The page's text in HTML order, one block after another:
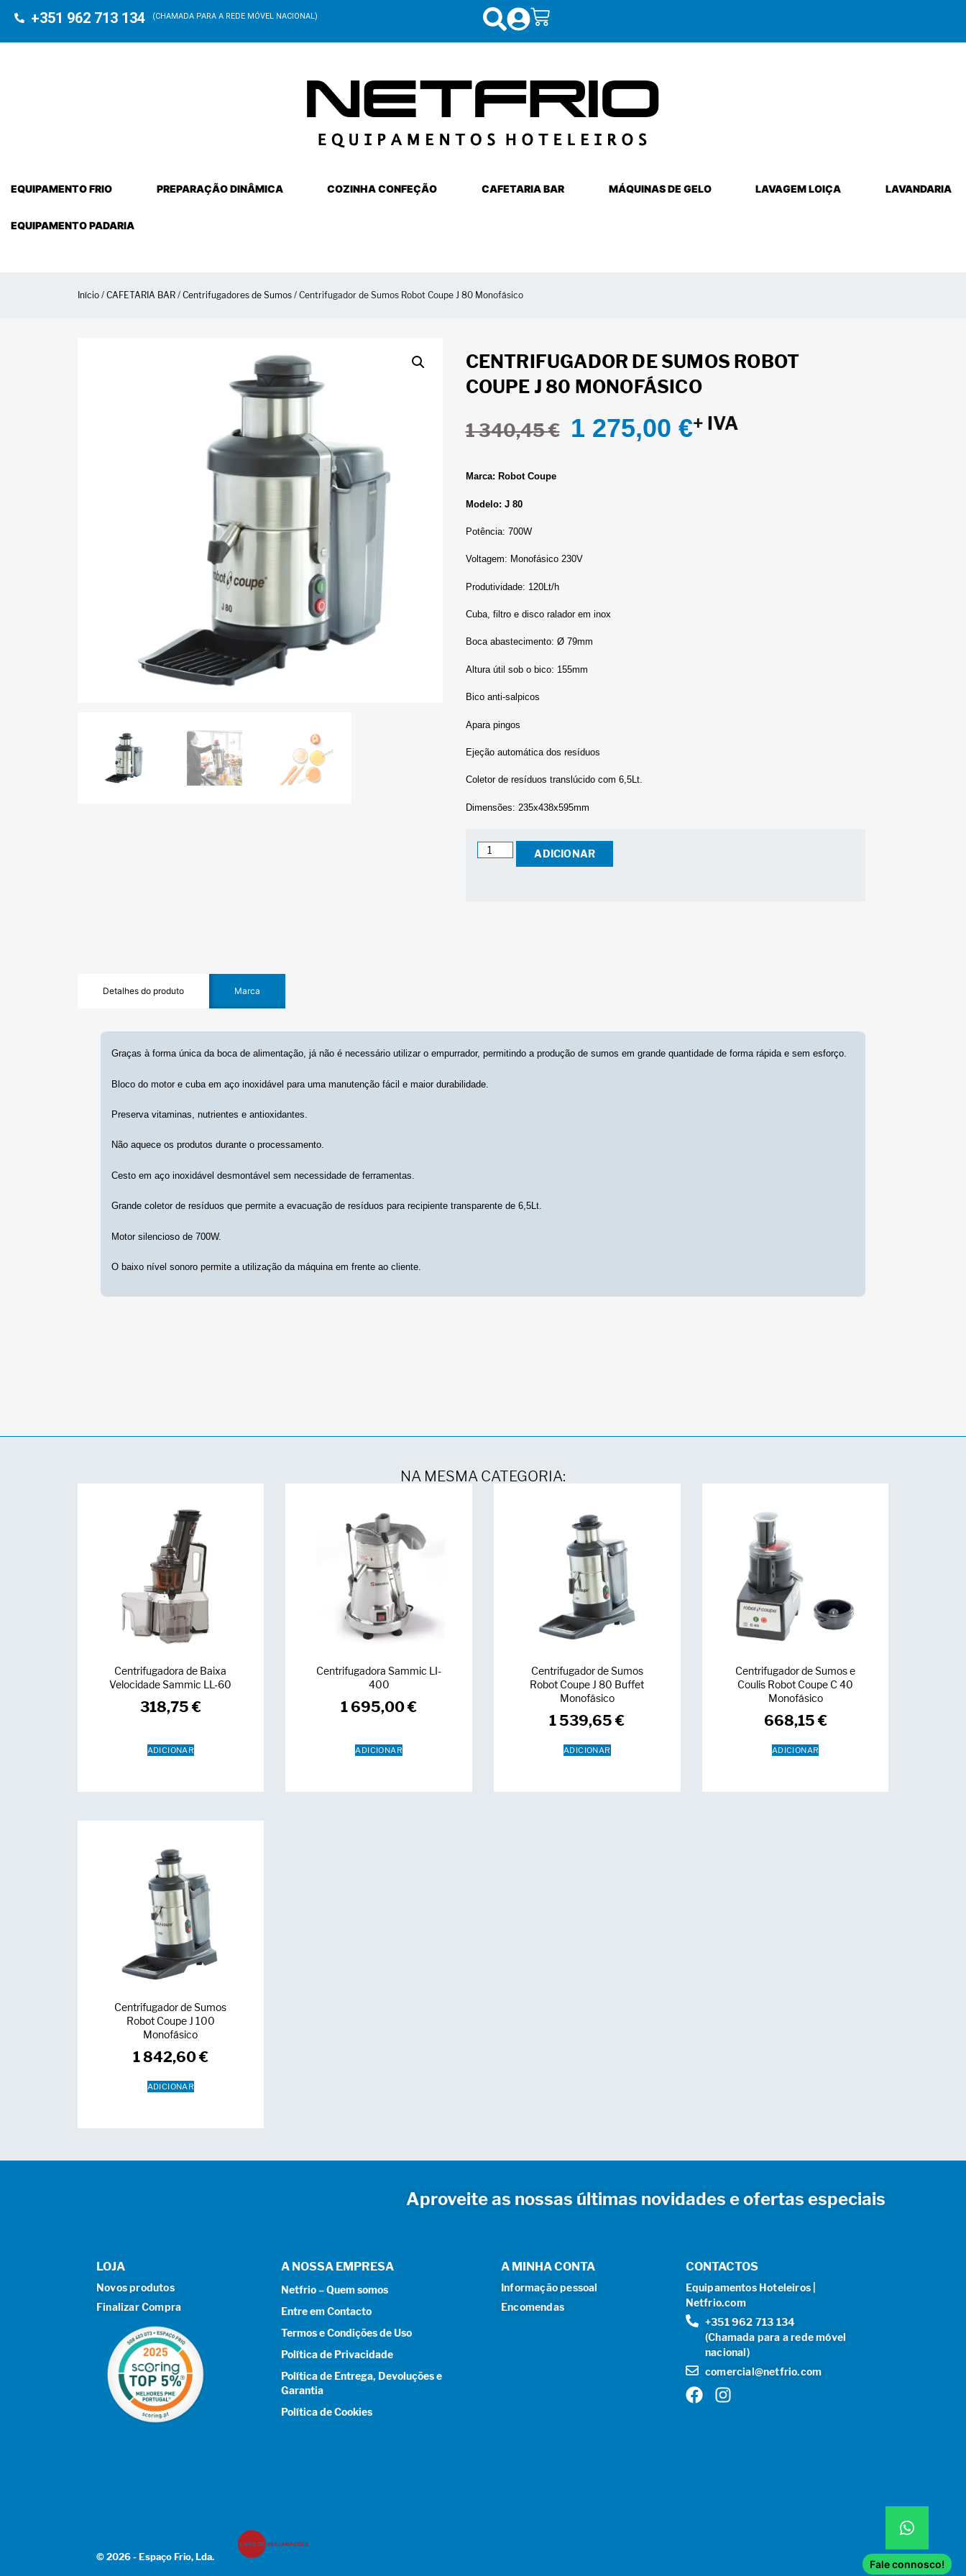
+351 962 713 134 (CHAMADA PARA A REDE MÓVEL NACIONAL)
EQUIPAMENTO FRIO PREPARAÇÃO DINÂMICA COZINHA CONFEÇÃO CAFETARIA BAR MÁQUINAS DE GELO LAVAGEM LOIÇA LAVANDARIA
EQUIPAMENTO PADARIA
Início/ CAFETARIA BAR/ Centrifugadores de Sumos/ Centrifugador de Sumos Robot Coupe J 80 Monofásico
CENTRIFUGADOR DE SUMOS ROBOT
COUPE J 80 MONOFÁSICO
1 340,45€ 1 275,00 €+ IVA
Marca: Robot Coupe
Modelo: J 80
Potência: 700W
Voltagem: Monofásico 230V
Produtividade: 120Lt/h
Cuba, filtro e disco ralador em inox
Boca abastecimento: Ø 79mm
Altura útil sob o bico: 155mm
Bico anti-salpicos
Apara pingos
Ejeção automática dos resíduos
Coletor de resíduos translúcido com 6,5Lt.
Dimensões: 235x438x595mm
ADICIONAR
Detalhes do produto Marca
Graças à forma única da boca de alimentação, já não é necessário utilizar o empurrador, permitindo a produção de sumos em grande quantidade de forma rápida e sem esforço.
Bloco do motor e cuba em aço inoxidável para uma manutenção fácil e maior durabilidade.
Preserva vitaminas, nutrientes e antioxidantes.
Não aquece os produtos durante o processamento.
Cesto em aço inoxidável desmontável sem necessidade de ferramentas.
Grande coletor de resíduos que permite a evacuação de resíduos para recipiente transparente de 6,5Lt.
Motor silencioso de 700W.
O baixo nível sonoro permite a utilização da máquina em frente ao cliente.
NA MESMA CATEGORIA:
Centrifugadora de Baixa
Velocidade Sammic LL-60
318,75 €
ADICIONAR
Centrifugadora Sammic LI-
400
1 695,00€
ADICIONAR
Centrifugador de Sumos
Robot Coupe J 80 Buffet
Monofásico
1 539,65€
ADICIONAR
Centrifugador de Sumos e
Coulis Robot Coupe C 40
Monofásico
668,15 €
ADICIONAR
Centrifugador de Sumos
Robot Coupe J 100
Monofásico
1 842,60€
ADICIONAR
Aproveite as nossas últimas novidades e ofertas especiais
Fale connosco!
LOJA
Novos produtos
Finalizar Compra
A NOSSA EMPRESA
Netfrio – Quem somos
Entre em Contacto
Termos e Condições de Uso
Política de Privacidade
Política de Entrega, Devoluções e
Garantia
Política de Cookies
A MINHA CONTA
Informação pessoal
Encomendas
CONTACTOS
Equipamentos Hoteleiros |
Netfrio.com
+351 962 713 134
(Chamada para a rede móvel
nacional)
comercial@netfrio.com
© 2026 - Espaço Frio, Lda.